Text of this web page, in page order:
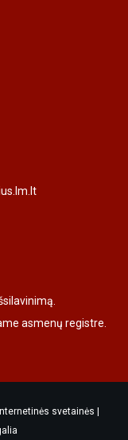
asmenų registre.
svetainės |